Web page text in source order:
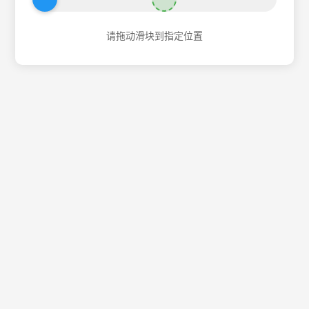
请拖动滑块到指定位置